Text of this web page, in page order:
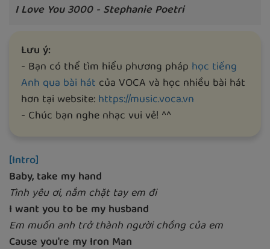
I Love You 3000 - Stephanie Poetri
Lưu ý:
- Bạn có thể tìm hiểu phương pháp học tiếng
Anh qua bài hát của VOCA và học nhiều bài hát
hơn tại website:https://music.voca.vn
- Chúc bạn nghe nhạc vui vẻ! ^^
[Intro]
Baby, take my hand
Tình yêu ơi, nắm chặt tay em đi
I want you to be my husband
Em muốn anh trở thành người chồng của em
Cause you're my Iron Man